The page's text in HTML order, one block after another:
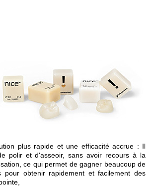
plus rapide et une efficacité accrue : Il
polir et d'asseoir, sans avoir recours à la
ce qui permet de gagner beaucoup de
pour obtenir rapidement et facilement des